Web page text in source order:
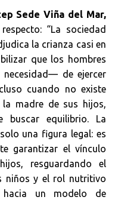
Sede Viña del Mar,
“La sociedad
la crianza casi en
que los hombres
de ejercer
cuando no existe
madre de sus hijos,
buscar equilibrio. La
una figura legal: es
garantizar el vínculo
resguardando el
niños y el rol nutritivo
hacia un modelo de